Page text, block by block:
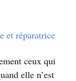
et réparatrice
ceux qui
elle n’est